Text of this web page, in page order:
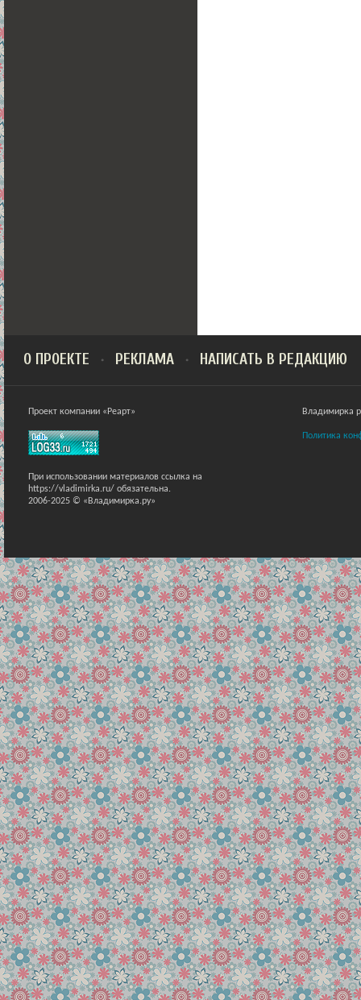
О ПРОЕКТЕ РЕКЛАМА НАПИСАТЬ В РЕДАКЦИЮ
Проект компании «Реарт»
При использовании материалов ссылка на
https://vladimirka.ru/ обязательна.
2006-2025 © «Владимирка.ру»
Владимирка
Политика